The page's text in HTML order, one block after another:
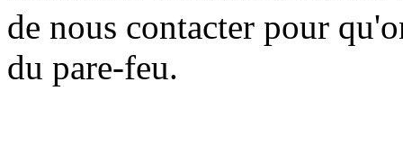
de nous contacter pour
du pare-feu.